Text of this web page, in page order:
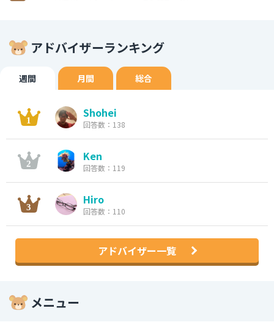
アドバイザーランキング
週間 月間 総合
Shohei
回答数：138
Ken
回答数：119
Hiro
回答数：110
アドバイザー一覧
メニュー